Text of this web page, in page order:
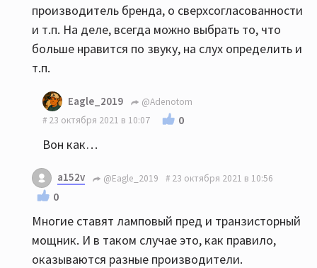
производитель бренда, о сверхсогласованности
и т.п. На деле, всегда можно выбрать то, что
больше нравится по звуку, на слух определить и
т.п.
Eagle_2019
@Adenotom
23 октября 2021 в 10:07
0
Вон как…
a152v @Eagle_2019 23 октября 2021 в 10:56
0
Многие ставят ламповый пред и транзисторный
мощник. И в таком случае это, как правило,
оказываются разные производители.